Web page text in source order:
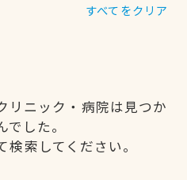
すべてをクリア
リニック・病院は見つか
でした。
索してください。